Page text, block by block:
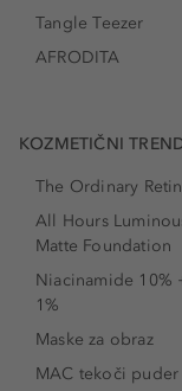
Tangle Teezer
AFRODITA
KOZMETIČNI
The Ordinary
All Hours
Matte Foundation
Niacinamide 10%
1%
Maske za obraz
MAC tekoči puder